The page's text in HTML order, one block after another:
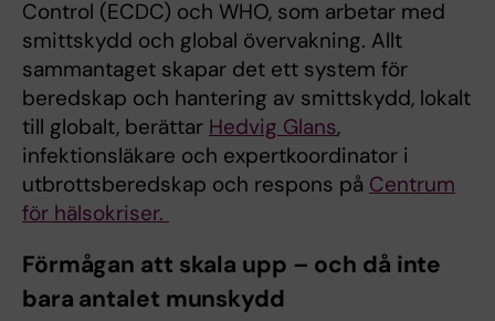
Control (ECDC) och WHO, som arbetar med
smittskydd och global övervakning. Allt
sammantaget skapar det ett system för
beredskap och hantering av smittskydd, lokalt
till globalt, berättar Hedvig Glans,
infektionsläkare och expertkoordinator i
utbrottsberedskap och respons på Centrum
för hälsokriser.
Förmågan att skala upp – och då inte
bara antalet munskydd